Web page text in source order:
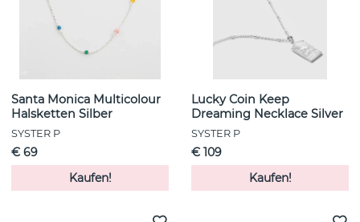
Santa Monica Multicolour
Halsketten Silber
SYSTER P
€ 69
Kaufen!
Lucky Coin Keep
Dreaming Necklace Silver
SYSTER P
€ 109
Kaufen!